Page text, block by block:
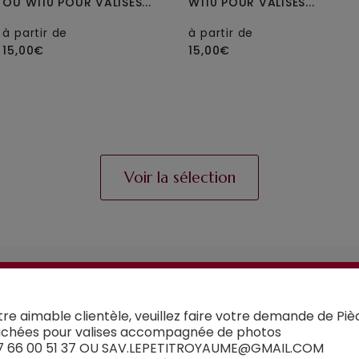
à partir de
15,00€
à partir de
15,00€
Voir la sélection
Contactez-nous
avez un doute sur la pièce détachée que vous
aimable clientèle, veuillez faire votre demande de
pour valises accompagnée de photos
66 00 51 37 OU SAV.LEPETITROYAUME@GMAIL.COM